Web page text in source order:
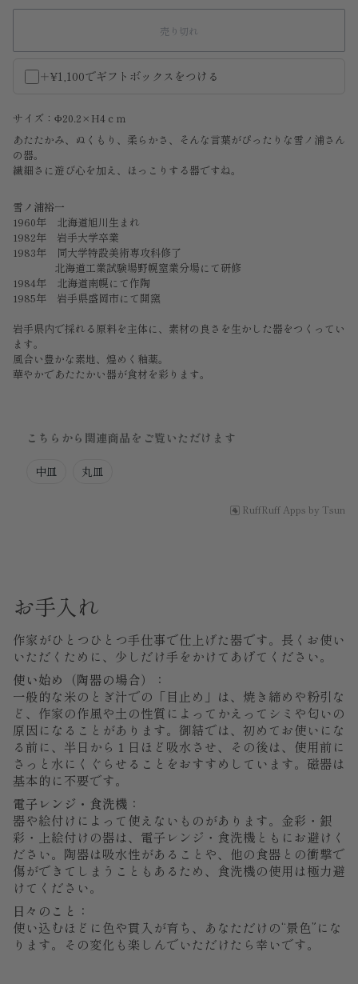
売り切れ
＋¥1,100でギフトボックスをつける
サイズ：Φ20.2×H4ｃｍ
あたたかみ、ぬくもり、柔らかさ、そんな言葉がぴったりな雪ノ浦さん
の器。
繊細さに遊び心を加え、ほっこりする器ですね。
雪ノ浦裕一
1960年 北海道旭川生まれ
1982年 岩手大学卒業
1983年 同大学特設美術専攻科修了
北海道工業試験場野幌窒業分場にて研修
1984年 北海道南幌にて作陶
1985年 岩手県盛岡市にて開窯
岩手県内で採れる原料を主体に、 素材の良さを生かした器をつくってい
ます。
風合い豊かな素地、煌めく釉薬。
華やかであたたかい器が食材を彩ります。
こちらから関連商品をご覧いただけます
中皿 丸皿
RuffRuff Apps by Tsun
お手入れ
作家がひとつひとつ手仕事で仕上げた器です。長くお使い
いただくために、少しだけ手をかけてあげてください。
使い始め（陶器の場合）：
一般的な米のとぎ汁での「目止め」は、焼き締めや粉引な
ど、作家の作風や土の性質によってかえってシミや匂いの
原因になることがあります。御結では、初めてお使いにな
る前に、半日から１日ほど吸水させ、その後は、使用前に
さっと水にくぐらせることをおすすめしています。磁器は
基本的に不要です。
電子レンジ・食洗機：
器や絵付けによって使えないものがあります。金彩・銀
彩・上絵付けの器は、電子レンジ・食洗機ともにお避けく
ださい。陶器は吸水性があることや、他の食器との衝撃で
傷ができてしまうこともあるため、食洗機の使用は極力避
けてください。
日々のこと：
使い込むほどに色や貫入が育ち、あなただけの“景色”にな
ります。その変化も楽しんでいただけたら幸いです。